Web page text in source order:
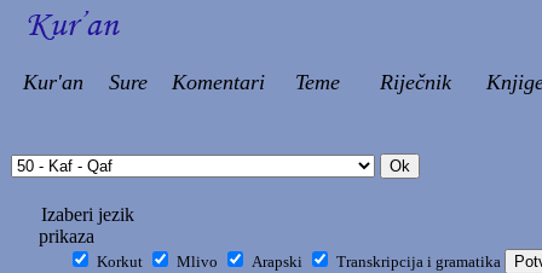
Kur'an Sure Komentari Teme Riječnik
Izaberi jezik
prikaza
Korkut Mlivo Arapski
Transkripcija i gramatika